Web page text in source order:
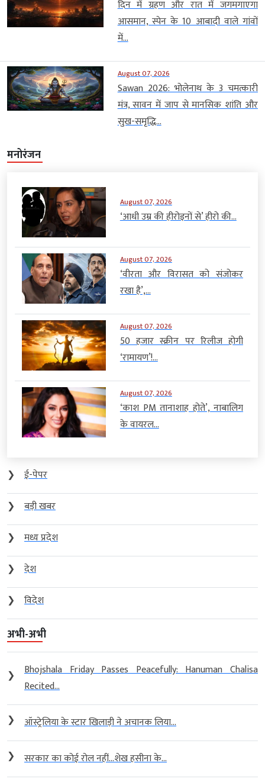
दिन में ग्रहण और रात में जगमगाएगा
आसमान, स्पेन के 10 आबादी वाले गांवों
में...
August 07, 2026
Sawan 2026: भोलेनाथ के 3 चमत्कारी
मंत्र, सावन में जाप से मानसिक शांति और
सुख-समृद्धि...
मनोरंजन
August 07, 2026
‘आधी उम्र की हीरोइनों से’ हीरो की...
August 07, 2026
‘वीरता और विरासत को संजोकर
रखा है’,...
August 07, 2026
50 हजार स्क्रीन पर रिलीज होगी
‘रामायण’!...
August 07, 2026
‘काश PM तानाशाह होते’, नाबालिग
के वायरल...
❯
ई-पेपर
❯
बड़ी खबर
❯
मध्य प्रदेश
❯
देश
❯
विदेश
अभी-अभी
❯
Bhojshala Friday Passes Peacefully: Hanuman Chalisa
Recited...
❯ ऑस्ट्रेलिया के स्टार खिलाड़ी ने अचानक लिया...
❯ सरकार का कोई रोल नहीं…शेख हसीना के...